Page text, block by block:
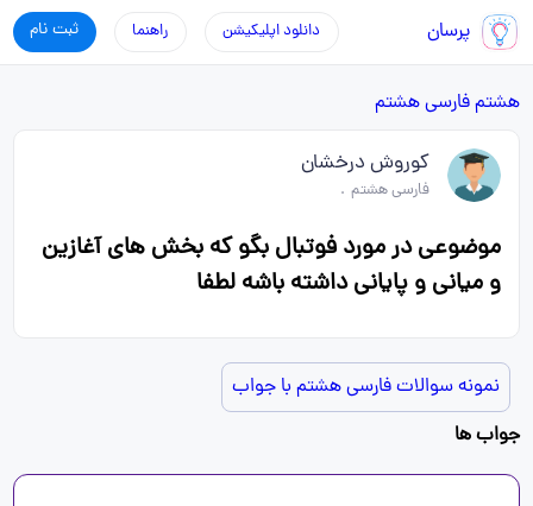
پرسان ثبت نام راهنما دانلود اپلیکیشن
هشتمفارسی هشتم
کوروش درخشان
فارسی هشتم .
موضوعی در مورد فوتبال بگو که بخش های آغازین
و میانی و پایانی داشته باشه لطفا
نمونه سوالات فارسی هشتم با جواب
جواب ها